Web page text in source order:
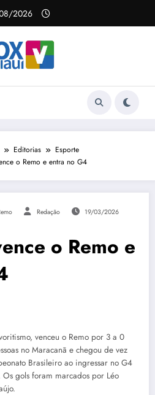
2026
Editorias
Esporte
o Remo e entra no G4
Redação 19/03/2026
o Remo e
venceu o Remo por 3 a 0
no Maracanã e chegou de vez
Brasileiro ao ingressar no G4
gols foram marcados por Léo